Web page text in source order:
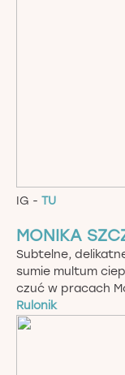
IG - TU
MONIKA
Subtelne,
sumie multum
czuć w pracach
Rulonik